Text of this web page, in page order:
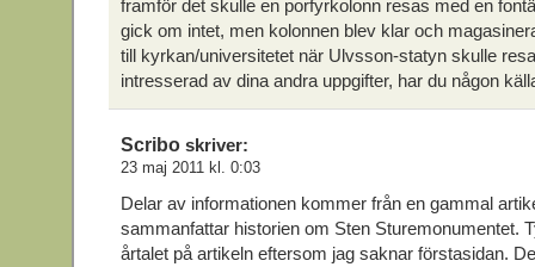
framför det skulle en porfyrkolonn resas med en
gick om intet, men kolonnen blev klar och
till kyrkan/universitetet när Ulvsson-statyn skulle
intresserad av dina andra uppgifter, har du någon
Scribo skriver:
23 maj 2011 kl. 0:03
Delar av informationen kommer från en gammal
sammanfattar historien om Sten Sturemonumentet.
årtalet på artikeln eftersom jag saknar förstasidan.